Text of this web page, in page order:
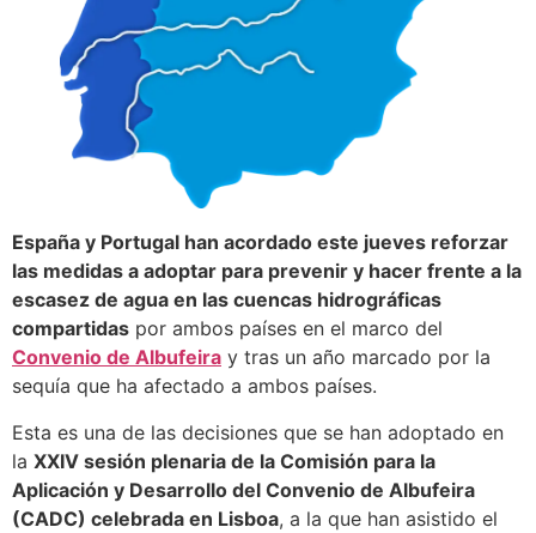
España y Portugal han acordado este jueves reforzar
las medidas a adoptar para prevenir y hacer frente a la
escasez de agua en las cuencas hidrográficas
compartidas por ambos países en el marco del
Convenio de Albufeira y tras un año marcado por la
sequía que ha afectado a ambos países.
Esta es una de las decisiones que se han adoptado en
la XXIV sesión plenaria de la Comisión para la
Aplicación y Desarrollo del Convenio de Albufeira
(CADC) celebrada en Lisboa, a la que han asistido el